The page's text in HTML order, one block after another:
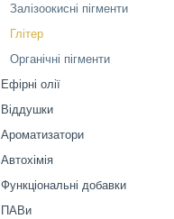
Залізоокисні пігменти
Глітер
Органічні пігменти
Ефірні олії
Віддушки
Ароматизатори
Автохімія
Функціональні добавки
ПАВи